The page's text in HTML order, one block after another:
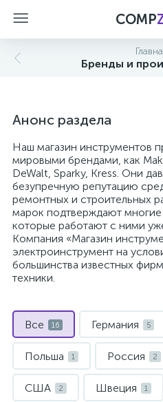
COMP
Бренды и
Анонс раздела
Наш магазин инструментов
мировыми брендами, как
DeWalt, Sparky, Kress. Они
безупречную репутацию
ремонтных и строительных
марок подтверждают
которые работают с ними
Компания «Магазин
электроинструмент на
большинства известных
техники.
Все 16 Германия 5
Польша 1 Россия 2
США 2 Швеция 1